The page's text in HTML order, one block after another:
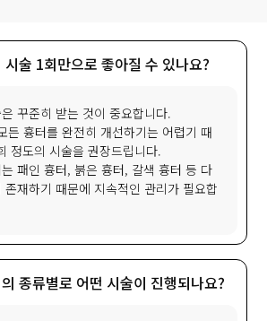
시술 1회만으로 좋아질 수 있나요?
꾸준히 받는 것이 중요합니다.
든 흉터를 완전히 개선하기는 어렵기 때
정도의 시술을 권장드립니다.
패인 흉터, 붉은 흉터, 갈색 흉터 등 다
존재하기 때문에 지속적인 관리가 필요합
종류별로 어떤 시술이 진행되나요?